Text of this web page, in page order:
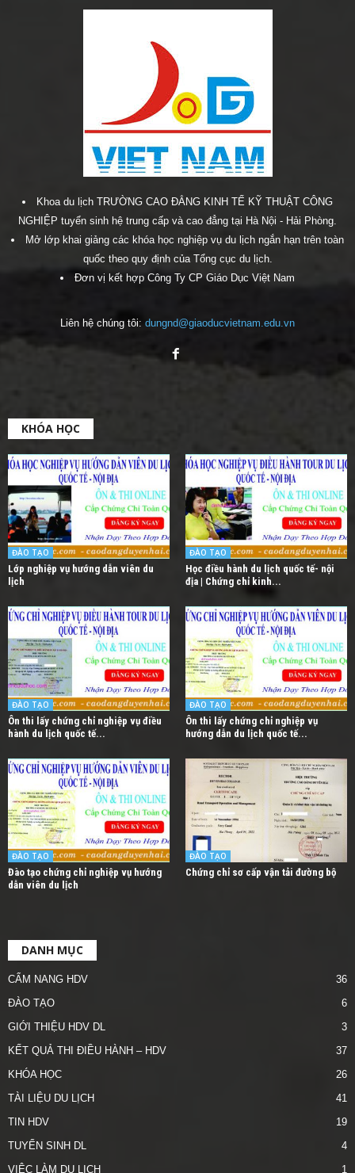
Khoa du lịch TRƯỜNG CAO ĐẲNG KINH TẾ KỸ THUẬT CÔNG
NGHIỆP tuyển sinh hệ trung cấp và cao đẳng tại Hà Nội - Hải Phòng.
Mở lớp khai giảng các khóa học nghiệp vụ du lịch ngắn hạn trên toàn
quốc theo quy định của Tổng cục du lịch.
Đơn vị kết hợp Công Ty CP Giáo Dục Việt Nam
Liên hệ chúng tôi: dungnd@giaoducvietnam.edu.vn
KHÓA HỌC
ĐÀO TẠO
Lớp nghiệp vụ hướng dẫn viên du
lịch
ĐÀO TẠO
Học điều hành du lịch quốc tế- nội
địa | Chứng chỉ kinh...
ĐÀO TẠO
Ôn thi lấy chứng chỉ nghiệp vụ điều
hành du lịch quốc tế...
ĐÀO TẠO
Ôn thi lấy chứng chỉ nghiệp vụ
hướng dẫn du lịch quốc tế...
ĐÀO TẠO
Đào tạo chứng chỉ nghiệp vụ hướng
dẫn viên du lịch
ĐÀO TẠO
Chứng chỉ sơ cấp vận tải đường bộ
DANH MỤC
CẨM NANG HDV
36
ĐÀO TẠO
6
GIỚI THIỆU HDV DL
3
KẾT QUẢ THI ĐIỀU HÀNH – HDV
37
KHÓA HỌC
26
TÀI LIỆU DU LỊCH
41
TIN HDV
19
TUYỂN SINH DL
4
VIỆC LÀM DU LỊCH
1